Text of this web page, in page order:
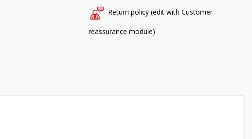
Return policy (edit with Customer
reassurance module)